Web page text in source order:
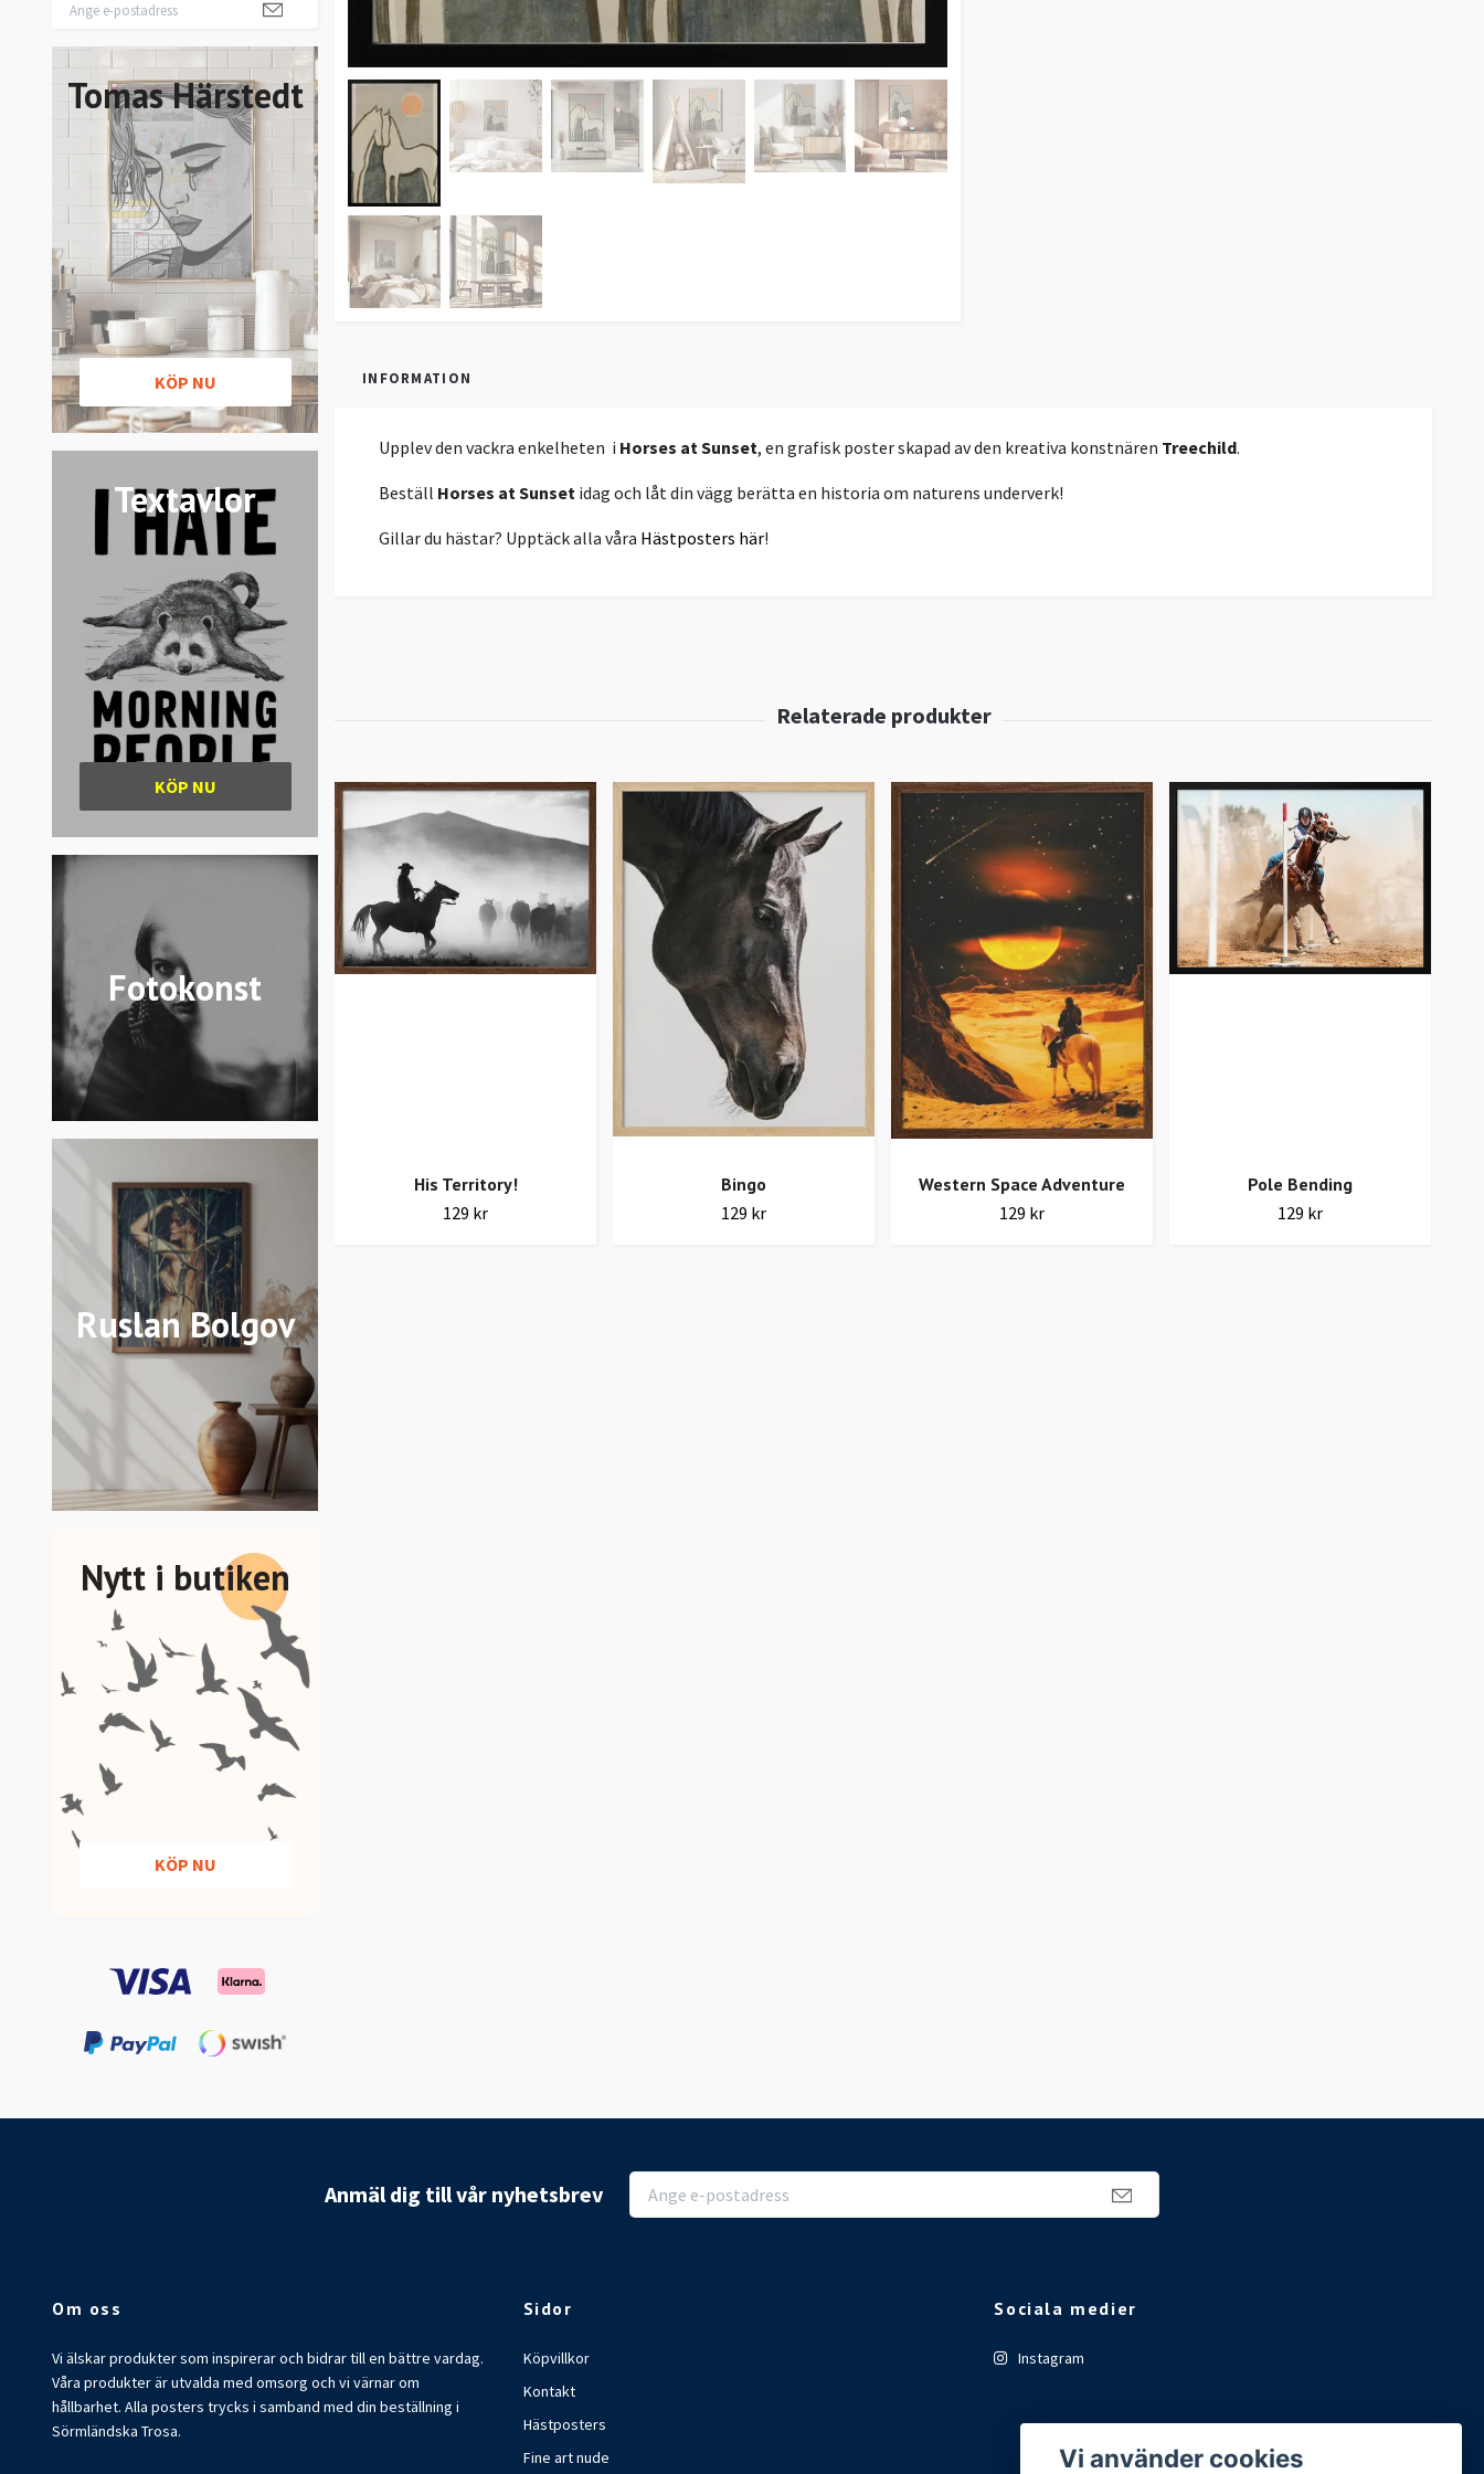
Tomas Härstedt
KÖP NU
Textavlor
KÖP NU
Fotokonst
Ruslan Bolgov
Nytt i butiken
KÖP NU
INFORMATION
Upplev den vackra enkelheten i Horses at Sunset, en grafisk poster skapad av den kreativa konstnären Treechild.
Beställ Horses at Sunset idag och låt din vägg berätta en historia om naturens underverk!
Gillar du hästar? Upptäck alla våra Hästposters här!
His Territory!
129 kr
Bingo
129 kr
Western Space Adventure
129 kr
Pole Bending
129 kr
Anmäl dig till vår nyhetsbrev
Om oss
Vi älskar produkter som inspirerar och bidrar till en bättre vardag.
Våra produkter är utvalda med omsorg och vi värnar om
hållbarhet. Alla posters trycks i samband med din beställning i
Sörmländska Trosa.
Sidor
Köpvillkor
Kontakt
Hästposters
Fine art nude
Sociala medier
Instagram
Vi använder cookies